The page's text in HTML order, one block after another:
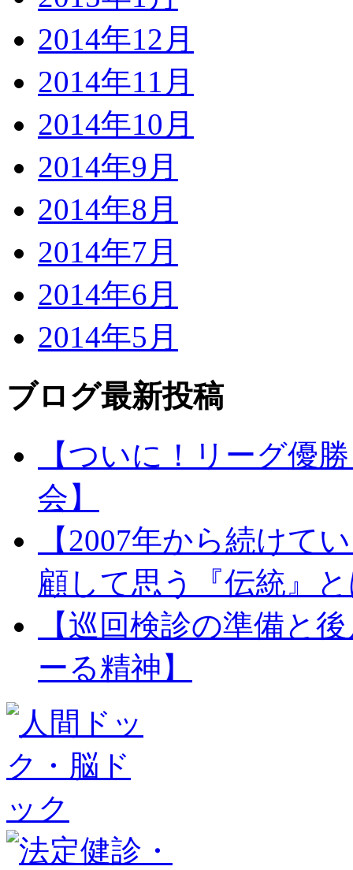
2014年12月
2014年11月
2014年10月
2014年9月
2014年8月
2014年7月
2014年6月
2014年5月
ブログ最新投稿
【ついに！リーグ優
会】
【2007年から続けて
顧して思う『伝統』
【巡回検診の準備と
ーる精神】